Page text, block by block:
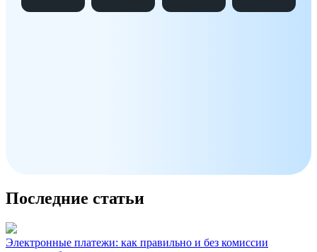
Последние статьи
Электронные платежи: как правильно и без комиссии